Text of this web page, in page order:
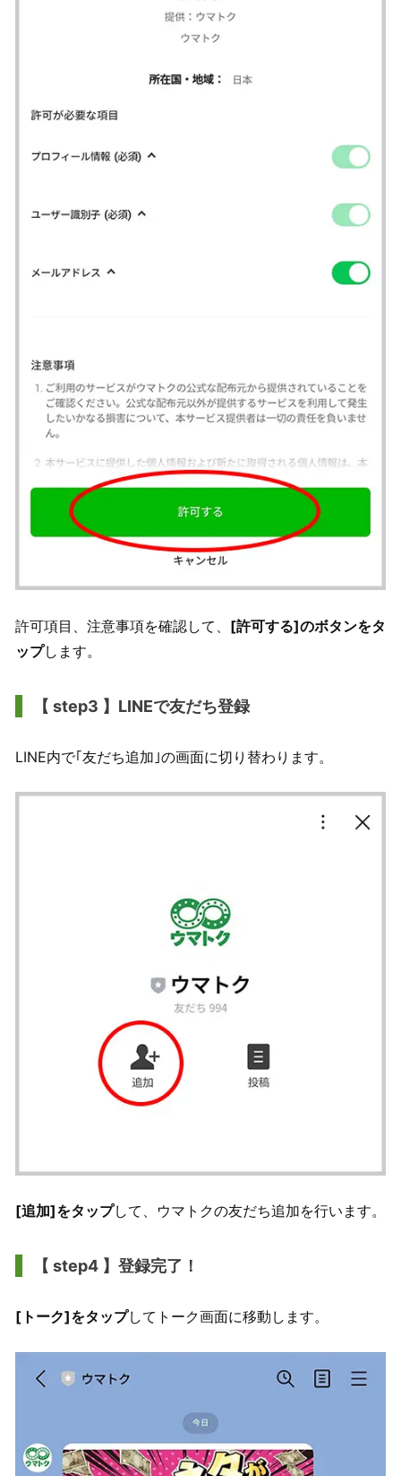
許可項目、注意事項を確認して、 [許可する]のボタンをタ
ップします。
【 step3 】LINEで友だち登録
LINE内で｢友だち追加｣の画面に切り替わります。
[追加]をタップして、ウマトクの友だち追加を行います。
【 step4 】登録完了！
[トーク]をタップしてトーク画面に移動します。